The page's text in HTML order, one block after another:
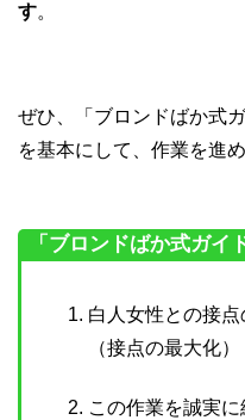
す。
ぜひ、「ブロンドばか式
を基本にして、作業を進
「ブロンドばか式ガイ
白人女性との接
（接点の最大化）
この作業を誠実に